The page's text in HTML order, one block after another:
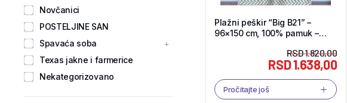
Plažni peškir “Big B21” –
96×150 cm, 100% pamuk –
RSD1.820,00
RSD1.638,00
Pročitajte još
Novčanici
POSTELJINE SAN
Spavaća soba
Texas jakne i farmerice
Nekategorizovano